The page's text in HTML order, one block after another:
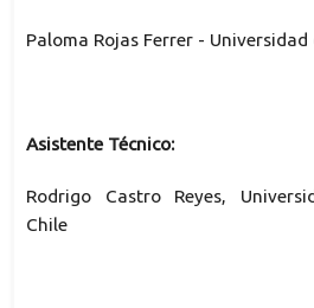
Paloma Rojas Ferrer -
Asistente Técnico:
Rodrigo Castro Reyes,
Chile